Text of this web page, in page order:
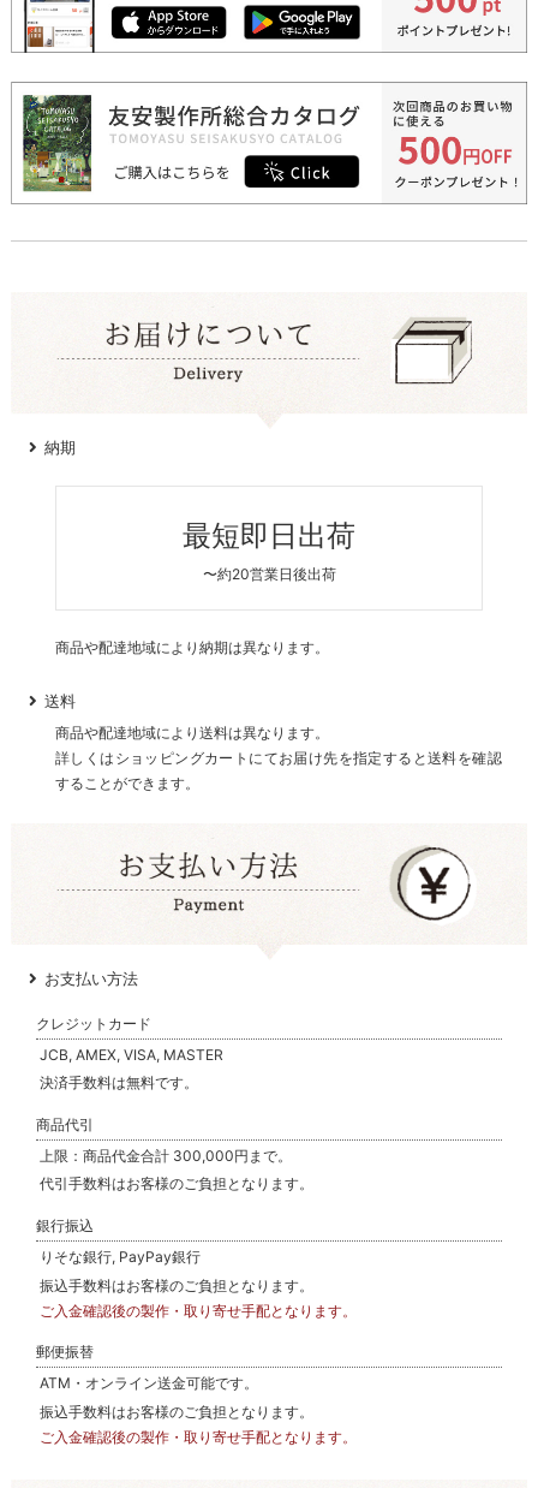
納期
最短即日出荷
〜約20営業日後出荷
商品や配達地域により納期は異なります。
送料
商品や配達地域により送料は異なります。
詳しくはショッピングカートにてお届け先を指定すると送料を確認
することができます。
お支払い方法
クレジットカード
JCB, AMEX, VISA, MASTER
決済手数料は無料です。
商品代引
上限：商品代金合計 300,000円まで。
代引手数料はお客様のご負担となります。
銀行振込
りそな銀行, PayPay銀行
振込手数料はお客様のご負担となります。
ご入金確認後の製作・取り寄せ手配となります。
郵便振替
ATM・オンライン送金可能です。
振込手数料はお客様のご負担となります。
ご入金確認後の製作・取り寄せ手配となります。